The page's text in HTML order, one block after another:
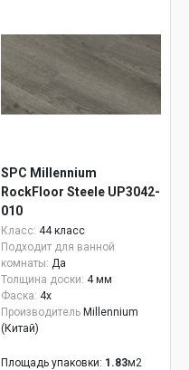
SPC Millennium
RockFloor Steele UP3042-
010
Класс: 44 класс
Подходит для ванной
комнаты: Да
Толщина доски: 4 мм
Фаска: 4x
Производитель Millennium
(Китай)
Площадь упаковки: 1.83м2